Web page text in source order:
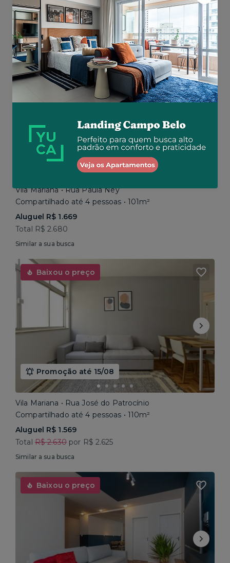
Aluguel R$ 1.777
Total R$ 2.843
Similar a sua busca
Em breve
Vila Mariana • Rua Paula Ney
Compartilhado até 4 pessoas • 101m²
Aluguel R$ 1.669
Total R$ 2.680
Similar a sua busca
Baixou o preço
Promoção até 15/08
Vila Mariana • Rua José do Patrocínio
Compartilhado até 4 pessoas • 110m²
Aluguel R$ 1.569
Total R$ 2.630por R$ 2.625
Similar a sua busca
Baixou o preço